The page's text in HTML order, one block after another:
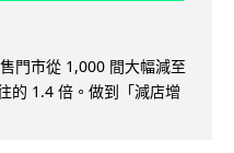
門市從 1,000 間大幅減至
的 1.4 倍。做到「減店增